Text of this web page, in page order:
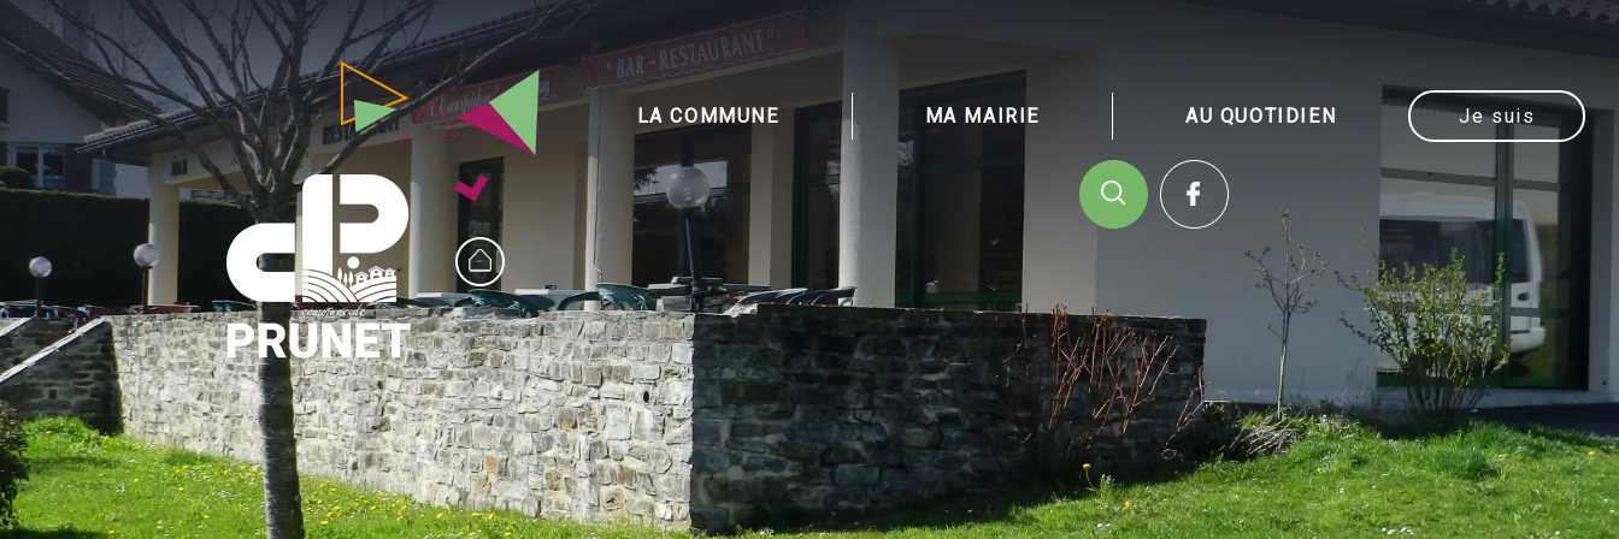
LA COMMUNE MA MAIRIE AU QUOTIDIEN Je suis